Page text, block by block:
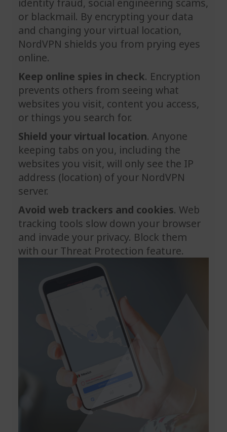
or blackmail. By encrypting your data
and changing your virtual location,
NordVPN shields you from prying eyes
online.
Keep online spies in check. Encryption
prevents others from seeing what
websites you visit, content you access,
or things you search for.
Shield your virtual location. Anyone
keeping tabs on you, including the
websites you visit, will only see the IP
address (location) of your NordVPN
server.
Avoid web trackers and cookies. Web
tracking tools slow down your browser
and invade your privacy. Block them
with our Threat Protection feature.